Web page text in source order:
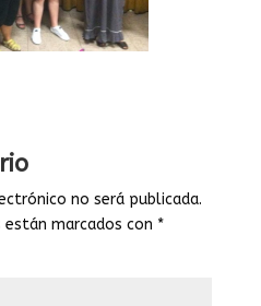
no será publicada.
marcados con *